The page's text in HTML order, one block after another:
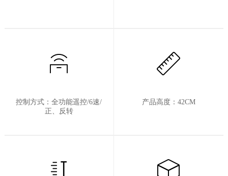
控制方式：全功能遥控/6速/
正、反转
产品高度：42CM